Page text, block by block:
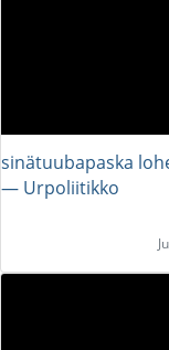
sinätuubapaska
― Urpoliitikko